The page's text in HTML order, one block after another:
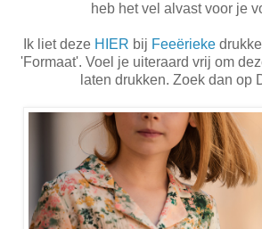
heb het vel alvast voor je
Ik liet deze HIER bij Feeërieke
'Formaat'. Voel je uiteraard vrij om
laten drukken. Zoek dan op